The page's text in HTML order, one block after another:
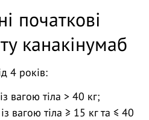
початкові
канакінумаб
4 років:
вагою тіла > 40 кг;
вагою тіла ≥ 15 кг та ≤ 40